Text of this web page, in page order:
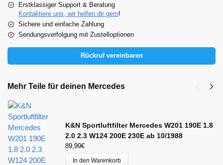
Erstklassiger Support & Beratung
Kontaktiere uns, wir helfen dir gern!
Sichere und einfache Zahlung
Sendungsverfolgung mit Zustelloptionen
Rückruf vereinbaren
Mehr Teile für deinen Mercedes
K&N Sportluftfilter Mercedes W201 190E 1.8
2.0 2.3 W124 200E 230E ab 10/1988
89,99€
In den Warenkorb